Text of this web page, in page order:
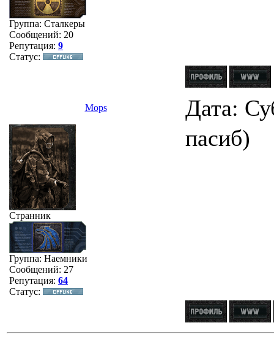
Группа: Сталкеры
Сообщений: 20
Репутация: 9
Статус:
Mops Дата:
Странник
Группа: Наемники
Сообщений: 27
Репутация: 64
Статус:
пасиб)